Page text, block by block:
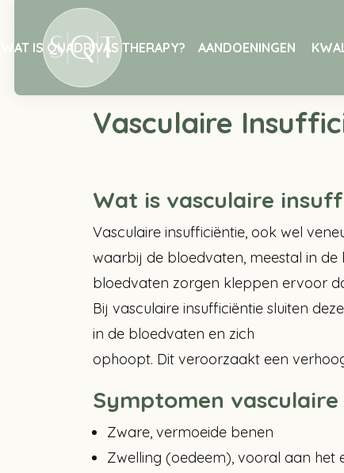
WAT IS QUADRIVAS THERAPY? AANDOENINGEN
Home
Vasculaire
Wat is vasculaire
Vasculaire insufficiëntie, ook wel
waarbij de bloedvaten, meestal in
bloedvaten zorgen kleppen ervoor
Bij vasculaire insufficiëntie sluiten
in de bloedvaten en zich
ophoopt. Dit veroorzaakt een
Symptomen
Zware, vermoeide benen
Zwelling (oedeem), vooral aan het